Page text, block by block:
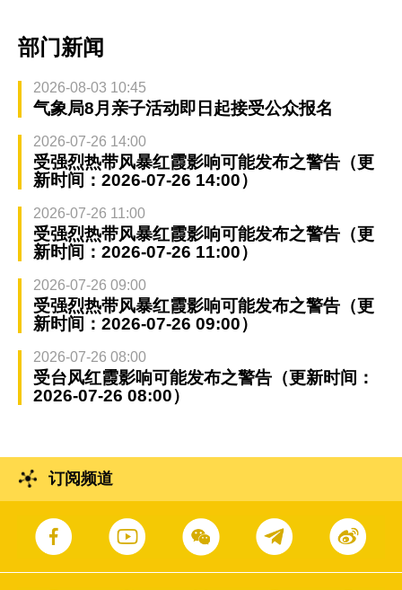
部门新闻
2026-08-03 10:45
气象局8月亲子活动即日起接受公众报名
2026-07-26 14:00
受强烈热带风暴红霞影响可能发布之警告（更
新时间：2026-07-26 14:00）
2026-07-26 11:00
受强烈热带风暴红霞影响可能发布之警告（更
新时间：2026-07-26 11:00）
2026-07-26 09:00
受强烈热带风暴红霞影响可能发布之警告（更
新时间：2026-07-26 09:00）
2026-07-26 08:00
受台风红霞影响可能发布之警告（更新时间：
2026-07-26 08:00）
订阅频道